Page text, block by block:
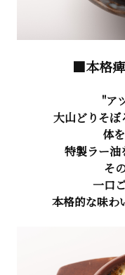
■本格
"ア
大山どりそぼ
体
特製ラー油
そ
一口
本格的な味わ